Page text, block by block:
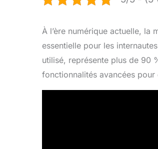
À l’ère numérique actuelle, la
essentielle pour les
utilisé, représente plus de 90
fonctionnalités avancées